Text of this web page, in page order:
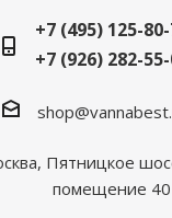
+7 (495) 125-
+7 (926) 282-
Пятницкое
помещение 40